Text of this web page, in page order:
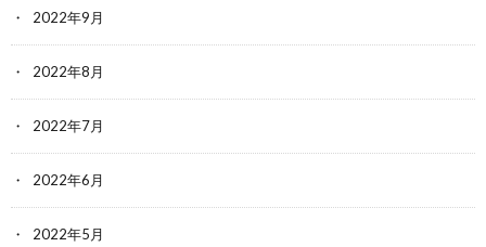
2022年9月
2022年8月
2022年7月
2022年6月
2022年5月